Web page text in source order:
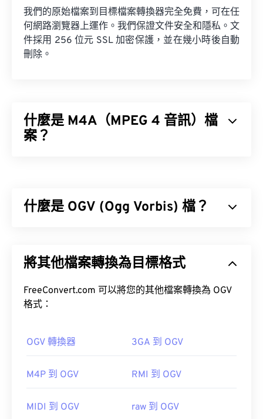
我們的原始檔案到目標檔案轉換器完全免費，可在任
何網路瀏覽器上運作。我們保證文件安全和隱私。文
件採用 256 位元 SSL 加密保護，並在幾小時後自動
刪除。
什麼是 M4A（MPEG 4 音訊）檔
案？
M4A 檔案體積較小，同時音質也優於與其最相似的
如何開啟 M4A 檔案？
大多數常用的音訊播放程式都可以開啟 M4A 文件，
包括 iTunes、QuickTime 和…
gb/windows/windows-media-player-d10303a5-
896c-2ce2-53d4-5bd5b9fd88bank"Windowsa"對
對於 Windows 用戶，預設程式是 Windows Media
覽 M4A 檔案。
什麼是 OGV (Ogg Vorbis) 檔？
碼器家族的一部分，由非營利組織Xiph.Org 基金會
分複用 (TDM)音訊、視訊、文字（字幕）和元資
料。
如何開啟 OGV 檔案？
將其他檔案轉換為目標格式
FreeConvert.com 可以將您的其他檔案轉換為 OGV
格式：
OGV 轉換器 3GA 到 OGV
M4P 到 OGV RMI 到 OGV
MIDI 到 OGV raw 到 OGV